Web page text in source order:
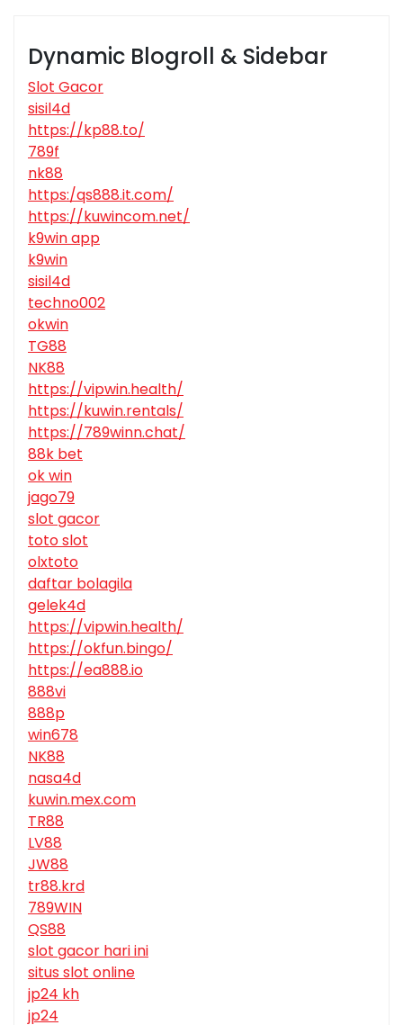
Dynamic Blogroll & Sidebar
Slot Gacor
sisil4d
https://kp88.to/
789f
nk88
https:/qs888.it.com/
https://kuwincom.net/
k9win app
k9win
sisil4d
techno002
okwin
TG88
NK88
https://vipwin.health/
https://kuwin.rentals/
https://789winn.chat/
88k bet
ok win
jago79
slot gacor
toto slot
olxtoto
daftar bolagila
gelek4d
https://vipwin.health/
https://okfun.bingo/
https://ea888.io
888vi
888p
win678
NK88
nasa4d
kuwin.mex.com
TR88
LV88
JW88
tr88.krd
789WIN
QS88
slot gacor hari ini
situs slot online
jp24 kh
jp24